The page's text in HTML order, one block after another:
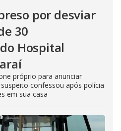
por desviar
30
Hospital
próprio para anunciar
confessou após polícia
em sua casa